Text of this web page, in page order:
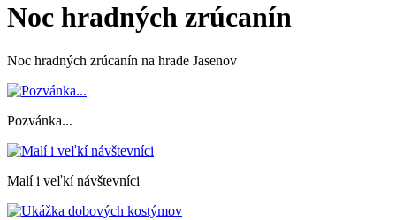
Noc hradných zrúcanín
Noc hradných zrúcanín na hrade Jasenov
Pozvánka...
Malí i veľkí návštevníci